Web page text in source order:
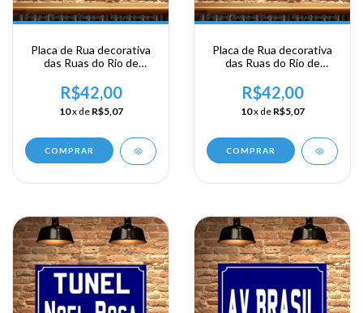
Placa de Rua decorativa
das Ruas do Rio de
R$42,00
10x de R$5,07
COMPRAR
Placa de Rua decorativa
das Ruas do Rio de
R$42,00
10x de R$5,07
COMPRAR